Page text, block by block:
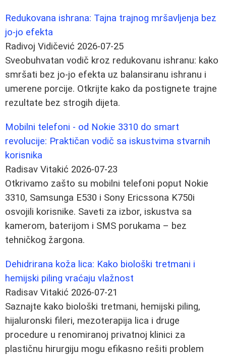
Redukovana ishrana: Tajna trajnog mršavljenja bez
jo-jo efekta
Radivoj Vidičević 2026-07-25
Sveobuhvatan vodič kroz redukovanu ishranu: kako
smršati bez jo-jo efekta uz balansiranu ishranu i
umerene porcije. Otkrijte kako da postignete trajne
rezultate bez strogih dijeta.
Mobilni telefoni - od Nokie 3310 do smart
revolucije: Praktičan vodič sa iskustvima stvarnih
korisnika
Radisav Vitakić 2026-07-23
Otkrivamo zašto su mobilni telefoni poput Nokie
3310, Samsunga E530 i Sony Ericssona K750i
osvojili korisnike. Saveti za izbor, iskustva sa
kamerom, baterijom i SMS porukama – bez
tehničkog žargona.
Dehidrirana koža lica: Kako biološki tretmani i
hemijski piling vraćaju vlažnost
Radisav Vitakić 2026-07-21
Saznajte kako biološki tretmani, hemijski piling,
hijaluronski fileri, mezoterapija lica i druge
procedure u renomiranoj privatnoj klinici za
plastičnu hirurgiju mogu efikasno rešiti problem